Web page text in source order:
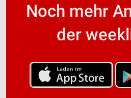
Noch mehr
der